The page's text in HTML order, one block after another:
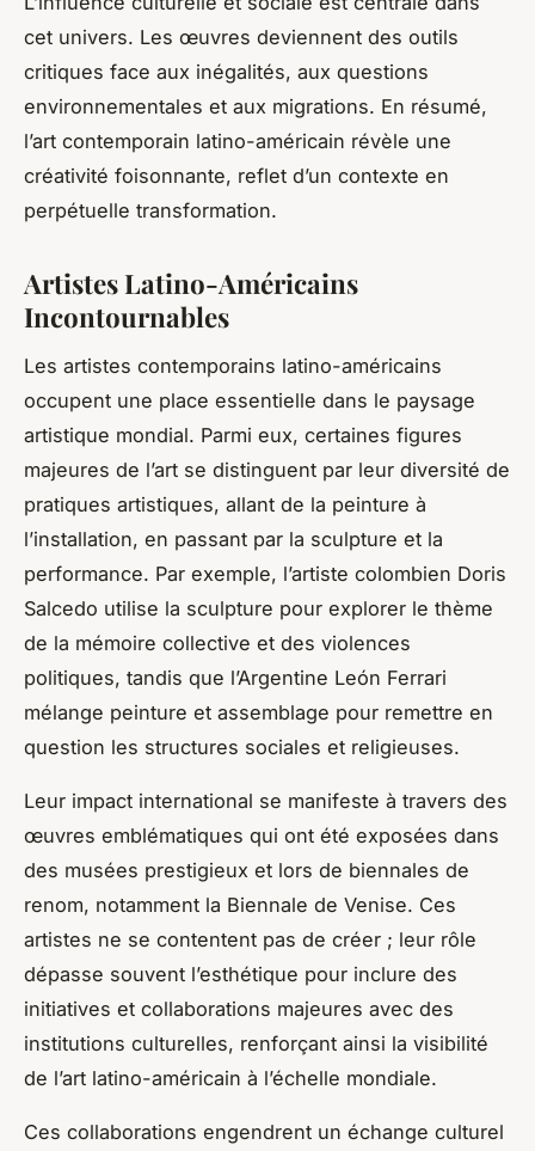
cet univers. Les œuvres deviennent des outils
critiques face aux inégalités, aux questions
environnementales et aux migrations. En résumé,
l’art contemporain latino-américain révèle une
créativité foisonnante, reflet d’un contexte en
perpétuelle transformation.
Artistes Latino-Américains
Incontournables
Les artistes contemporains latino-américains
occupent une place essentielle dans le paysage
artistique mondial. Parmi eux, certaines figures
majeures de l’art se distinguent par leur diversité de
pratiques artistiques, allant de la peinture à
l’installation, en passant par la sculpture et la
performance. Par exemple, l’artiste colombien Doris
Salcedo utilise la sculpture pour explorer le thème
de la mémoire collective et des violences
politiques, tandis que l’Argentine León Ferrari
mélange peinture et assemblage pour remettre en
question les structures sociales et religieuses.
Leur impact international se manifeste à travers des
œuvres emblématiques qui ont été exposées dans
des musées prestigieux et lors de biennales de
renom, notamment la Biennale de Venise. Ces
artistes ne se contentent pas de créer ; leur rôle
dépasse souvent l’esthétique pour inclure des
initiatives et collaborations majeures avec des
institutions culturelles, renforçant ainsi la visibilité
de l’art latino-américain à l’échelle mondiale.
Ces collaborations engendrent un échange culturel